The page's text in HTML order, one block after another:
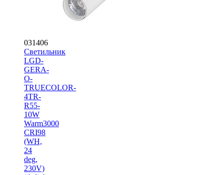
031406
Светильник
LGD-
GERA-
O-
TRUECOLOR-
4TR-
R55-
10W
Warm3000
CRI98
(WH,
24
deg,
230V)